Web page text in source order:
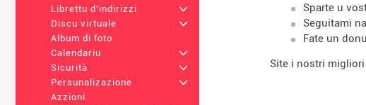
Librettu d'indirizzi
+
Discu virtuale
+
Album di foto
Calendariu
+
Sicurità
+
Persunalizazione
+
Azzioni
Sparte u
Seguitami
Fate un
Site i nostri